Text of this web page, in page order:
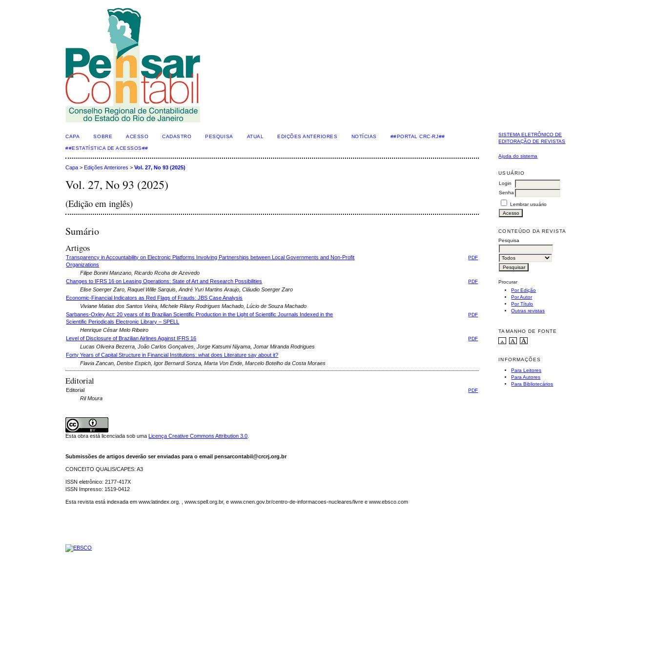
SISTEMA ELETRÔNICO DE
EDITORAÇÃO DE REVISTAS
Ajuda do sistema
USUÁRIO
Login
Senha
Lembrar usuário
CONTEÚDO DA REVISTA
Pesquisa
Procurar
Por Edição
Por Autor
Por Título
Outras revistas
TAMANHO DE FONTE
INFORMAÇÕES
Para Leitores
Para Autores
Para Bibliotecários
CAPA SOBRE ACESSO CADASTRO PESQUISA ATUAL EDIÇÕES ANTERIORES NOTÍCIAS ##PORTAL CRC-RJ##
##ESTATÍSTICA DE ACESSOS##
Capa >Edições Anteriores >Vol. 27, No 93 (2025)
Vol. 27, No 93 (2025)
(Edição em inglês)
Sumário
Artigos
Transparency in Accountability on Electronic Platforms Involving Partnerships between Local Governments and Non-Profit
Organizations
PDF
Filipe Bonini Manzano, Ricardo Rcoha de Azevedo
Changes to IFRS 16 on Leasing Operations: State of Art and Research Possibilities
PDF
Elise Soerger Zaro, Raquel Wille Sarquis, André Yuri Martins Araujo, Cláudio Soerger Zaro
Economic-Financial Indicators as Red Flags of Frauds: JBS Case Analysis
Viviane Matias dos Santos Vieira, Michele Rilany Rodrigues Machado, Lúcio de Souza Machado
Sarbanes-Oxley Act: 20 years of its Brazilian Scientific Production in the Light of Scientific Journals Indexed in the
Scientific Periodicals Electronic Library – SPELL
PDF
Henrique César Melo Ribeiro
Level of Disclosure of Brazilian Airlines Against IFRS 16
PDF
Lucas Oliveira Bezerra, João Carlos Gonçalves, Jorge Katsumi Niyama, Jomar Miranda Rodrigues
Forty Years of Capital Structure in Financial Institutions: what does Literature say about it?
Flavia Zancan, Denise Espich, Igor Bernardi Sonza, Marta Von Ende, Marcelo Botelho da Costa Moraes
Editorial
Editorial PDF
Ril Moura
Esta obra está licenciada sob uma Licença Creative Commons Attribution 3.0.
Submissões de artigos deverão ser enviadas para o email pensarcontabil@crcrj.org.br
CONCEITO QUALIS/CAPES: A3
ISSN eletrônico: 2177-417X
ISSN Impresso: 1519-0412
Esta revista está indexada em www.latindex.org. , www.spell.org.br, e www.cnen.gov.br/centro-de-informacoes-nucleares/livre e www.ebsco.com